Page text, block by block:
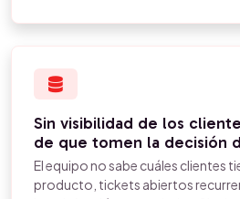
Sin visibilidad de los
de que tomen la decisión
El equipo no sabe cuáles clientes
producto, tickets abiertos